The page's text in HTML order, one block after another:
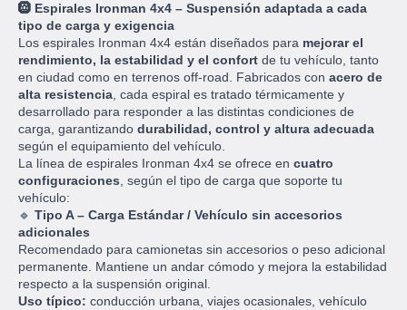
🛞 Espirales Ironman 4x4 – Suspensión adaptada a cada
tipo de carga y exigencia
Los espirales Ironman 4x4 están diseñados para mejorar el
rendimiento, la estabilidad y el confort de tu vehículo, tanto
en ciudad como en terrenos off-road. Fabricados con acero de
alta resistencia , cada espiral es tratado térmicamente y
desarrollado para responder a las distintas condiciones de
carga, garantizando durabilidad, control y altura adecuada
según el equipamiento del vehículo.
La línea de espirales Ironman 4x4 se ofrece en cuatro
configuraciones , según el tipo de carga que soporte tu
vehículo:
🔹 Tipo A – Carga Estándar / Vehículo sin accesorios
adicionales
Recomendado para camionetas sin accesorios o peso adicional
permanente. Mantiene un andar cómodo y mejora la estabilidad
respecto a la suspensión original.
Uso típico: conducción urbana, viajes ocasionales, vehículo